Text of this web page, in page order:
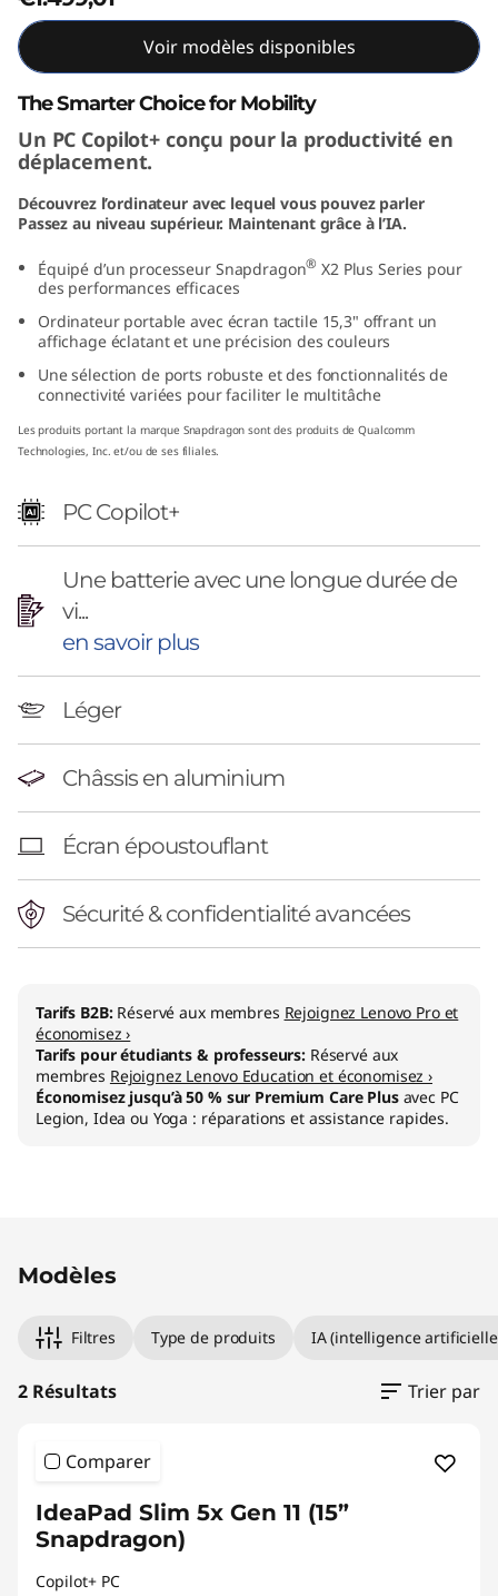
n
a
p
d
a
g
o
n
Voir modèles disponibles
The Smarter Choice for Mobility
Un PC Copilot+ conçu pour la productivité en
déplacement.
Découvrez l’ordinateur avec lequel vous pouvez parler
Passez au niveau supérieur. Maintenant grâce à l’IA.
Équipé d’un processeur Snapdragon® X2 Plus Series pour
des performances efficaces
Ordinateur portable avec écran tactile 15,3" offrant un
affichage éclatant et une précision des couleurs
Une sélection de ports robuste et des fonctionnalités de
connectivité variées pour faciliter le multitâche
Les produits portant la marque Snapdragon sont des produits de Qualcomm
Technologies, Inc. et/ou de ses filiales.
PC Copilot+
Une batterie avec une longue durée de
vi...
en savoir plus
Léger
Châssis en aluminium
Écran époustouflant
Sécurité & confidentialité avancées
Tarifs B2B: Réservé aux membres Rejoignez Lenovo Pro et
économisez ›
Tarifs pour étudiants & professeurs: Réservé aux
membres Rejoignez Lenovo Education et économisez ›
Économisez jusqu’à 50 % sur Premium Care Plusavec PC
Legion, Idea ou Yoga : réparations et assistance rapides.
Modèles
Filtres Type de produits IA (intelligence
2 Résultats Trier par
Comparer
IdeaPad Slim 5x Gen 11 (15”
Snapdragon)
Copilot+ PC